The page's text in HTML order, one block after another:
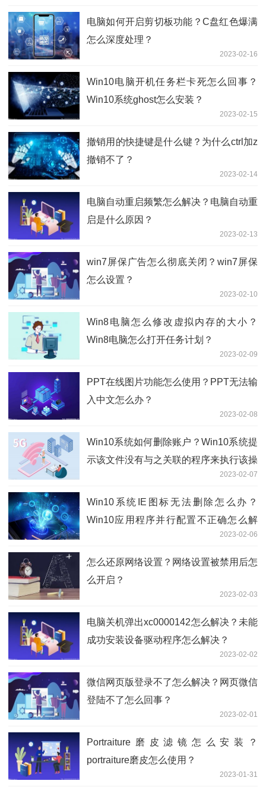
电脑如何开启剪切板功能？C盘红色爆满
怎么深度处理？
2023-02-16
Win10电脑开机任务栏卡死怎么回事？
Win10系统ghost怎么安装？
2023-02-15
撤销用的快捷键是什么键？为什么ctrl加z
撤销不了？
2023-02-14
电脑自动重启频繁怎么解决？电脑自动重
启是什么原因？
2023-02-13
win7屏保广告怎么彻底关闭？win7屏保
怎么设置？
2023-02-10
Win8电脑怎么修改虚拟内存的大小？
Win8电脑怎么打开任务计划？
2023-02-09
PPT在线图片功能怎么使用？PPT无法输
入中文怎么办？
2023-02-08
Win10系统如何删除账户？Win10系统提
示该文件没有与之关联的程序来执行该操
2023-02-07
Win10系统IE图标无法删除怎么办？
Win10应用程序并行配置不正确怎么解
2023-02-06
怎么还原网络设置？网络设置被禁用后怎
么开启？
2023-02-03
电脑关机弹出xc0000142怎么解决？未能
成功安装设备驱动程序怎么解决？
2023-02-02
微信网页版登录不了怎么解决？网页微信
登陆不了怎么回事？
2023-02-01
Portraiture磨皮滤镜怎么安装？
portraiture磨皮怎么使用？
2023-01-31